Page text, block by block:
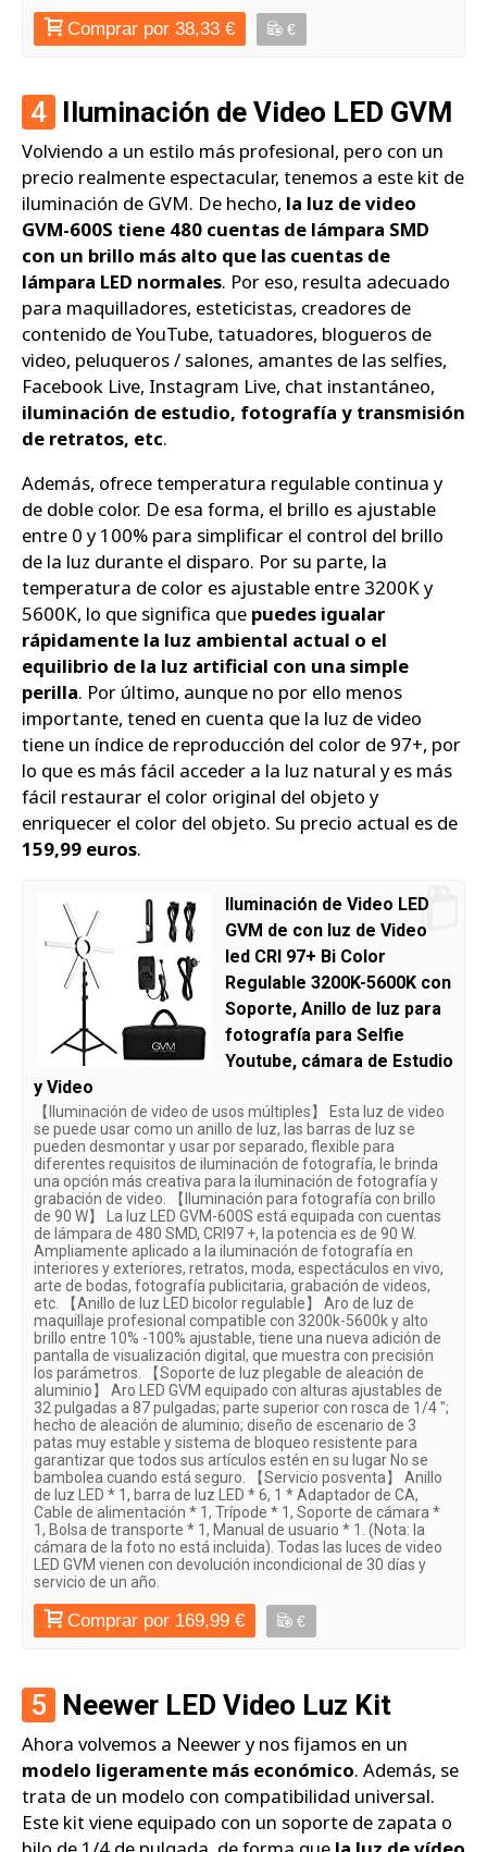
Comprar por 38,33 € €
4 Iluminación de Video LED GVM
Volviendo a un estilo más profesional, pero con un
precio realmente espectacular, tenemos a este kit de
iluminación de GVM. De hecho, la luz de video
GVM-600S tiene 480 cuentas de lámpara SMD
con un brillo más alto que las cuentas de
lámpara LED normales. Por eso, resulta adecuado
para maquilladores, esteticistas, creadores de
contenido de YouTube, tatuadores, blogueros de
video, peluqueros / salones, amantes de las selfies,
Facebook Live, Instagram Live, chat instantáneo,
iluminación de estudio, fotografía y transmisión
de retratos, etc.
Además, ofrece temperatura regulable continua y
de doble color. De esa forma, el brillo es ajustable
entre 0 y 100% para simplificar el control del brillo
de la luz durante el disparo. Por su parte, la
temperatura de color es ajustable entre 3200K y
5600K, lo que significa que puedes igualar
rápidamente la luz ambiental actual o el
equilibrio de la luz artificial con una simple
perilla. Por último, aunque no por ello menos
importante, tened en cuenta que la luz de video
tiene un índice de reproducción del color de 97+, por
lo que es más fácil acceder a la luz natural y es más
fácil restaurar el color original del objeto y
enriquecer el color del objeto. Su precio actual es de
159,99 euros.
Iluminación de Video LED
GVM de con luz de Video
led CRI 97+ Bi Color
Regulable 3200K-5600K con
Soporte, Anillo de luz para
fotografía para Selfie
Youtube, cámara de Estudio
y Video
【Iluminación de video de usos múltiples】 Esta luz de video
se puede usar como un anillo de luz, las barras de luz se
pueden desmontar y usar por separado, flexible para
diferentes requisitos de iluminación de fotografía, le brinda
una opción más creativa para la iluminación de fotografía y
grabación de video. 【Iluminación para fotografía con brillo
de 90 W】 La luz LED GVM-600S está equipada con cuentas
de lámpara de 480 SMD, CRI97 +, la potencia es de 90 W.
Ampliamente aplicado a la iluminación de fotografía en
interiores y exteriores, retratos, moda, espectáculos en vivo,
arte de bodas, fotografía publicitaria, grabación de videos,
etc. 【Anillo de luz LED bicolor regulable】 Aro de luz de
maquillaje profesional compatible con 3200k-5600k y alto
brillo entre 10% -100% ajustable, tiene una nueva adición de
pantalla de visualización digital, que muestra con precisión
los parámetros. 【Soporte de luz plegable de aleación de
aluminio】 Aro LED GVM equipado con alturas ajustables de
32 pulgadas a 87 pulgadas; parte superior con rosca de 1/4 ";
hecho de aleación de aluminio; diseño de escenario de 3
patas muy estable y sistema de bloqueo resistente para
garantizar que todos sus artículos estén en su lugar No se
bambolea cuando está seguro. 【Servicio posventa】 Anillo
de luz LED * 1, barra de luz LED * 6, 1 * Adaptador de CA,
Cable de alimentación * 1, Trípode * 1, Soporte de cámara *
1, Bolsa de transporte * 1, Manual de usuario * 1. (Nota: la
cámara de la foto no está incluida). Todas las luces de video
LED GVM vienen con devolución incondicional de 30 días y
servicio de un año.
Comprar por 169,99 € €
5 Neewer LED Video Luz Kit
Ahora volvemos a Neewer y nos fijamos en un
modelo ligeramente más económico. Además, se
trata de un modelo con compatibilidad universal.
Este kit viene equipado con un soporte de zapata o